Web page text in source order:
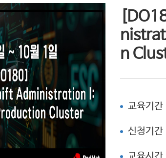
n
교육기간
신청기간